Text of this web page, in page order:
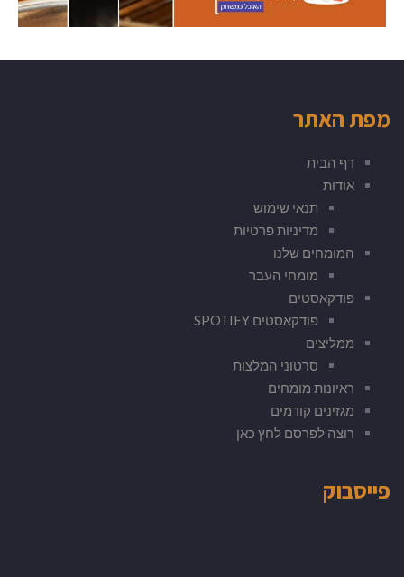
מפת האתר
דף הבית
אודות
תנאי שימוש
מדיניות פרטיות
המומחים שלנו
מומחי העבר
פודקאסטים
פודקאסטים SPOTIFY
ממליצים
סרטוני המלצות
ראיונות מומחים
מגזינים קודמים
רוצה לפרסם לחץ כאן
פייסבוק